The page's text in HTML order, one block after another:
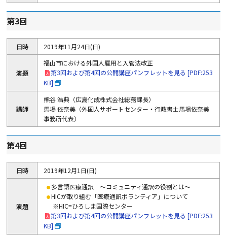
第3回
日時 2019年11月24日(日)
演題
福山市における外国人雇用と入管法改正
第3回および第4回の公開講座パンフレットを見る [PDF:253
KB]
講師
熊谷 浩典（広島化成株式会社総務課長）
馬場 依奈美（外国人サポートセンター・行政書士馬場依奈美
事務所代表）
第4回
日時 2019年12月1日(日)
演題
多言語医療通訳 ～コミュニティ通訳の役割とは～
HICが取り組む「医療通訳ボランティア」について
※HIC=ひろしま国際センター
第3回および第4回の公開講座パンフレットを見る [PDF:253
KB]